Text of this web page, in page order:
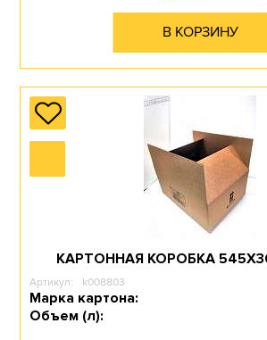
В КОРЗИНУ
КАРТОННАЯ КОРОБКА
Артикул: k008803
Марка картона:
Объем (л):